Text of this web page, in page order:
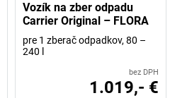
Vozík na zber odpadu
Carrier Original – FLORA
pre 1 zberač odpadkov, 80 –
240 l
bez DPH
1.019,- €